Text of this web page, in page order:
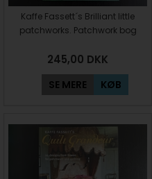
Kaffe Fassett´s Brilliant little
patchworks. Patchwork bog
245,00 DKK
SE MERE KØB